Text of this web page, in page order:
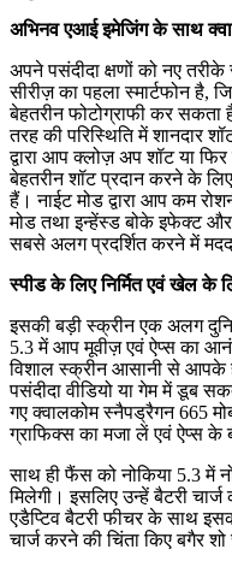
अभिनव एआई इमेजिंग के साथ
अपने पसंदीदा क्षणों को नए
सीरीज़ का पहला स्मार्टफोन
बेहतरीन फोटोग्राफी कर
तरह की परिस्थिति में शानदार
द्वारा आप क्लोज़ अप शॉट या
बेहतरीन शॉट प्रदान करने के
हैं। नाईट मोड द्वारा आप कम
मोड तथा इन्हेंस्ड बोके इफेक्ट
सबसे अलग प्रदर्शित करने में
स्पीड के लिए निर्मित एवं खेल के
इसकी बड़ी स्क्रीन एक अलग
5.3 में आप मूवीज़ एवं ऐप्स का
विशाल स्क्रीन आसानी से आपके
पसंदीदा वीडियो या गेम में डूब
गए क्वालकोम स्नैपड्रैगन 665
ग्राफिक्स का मजा लें एवं ऐप्स के
साथ ही फैंस को नोकिया 5.3 में
मिलेगी। इसलिए उन्हें बैटरी
एडैप्टिव बैटरी फीचर के साथ
चार्ज करने की चिंता किए बगैर